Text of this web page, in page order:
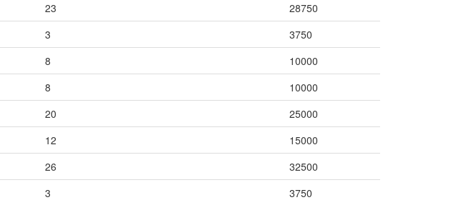
23
28750
3
3750
8
10000
8
10000
20
25000
12
15000
26
32500
3 3750